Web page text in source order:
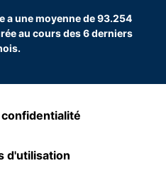
a une moyenne de 93.254
au cours des 6 derniers
d'utilisation